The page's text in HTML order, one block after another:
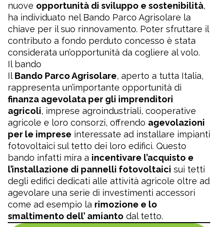
nuove opportunità di sviluppo e sostenibilità,
ha individuato nel Bando Parco Agrisolare la
chiave per il suo rinnovamento. Poter sfruttare il
contributo a fondo perduto concesso è stata
considerata un’opportunità da cogliere al volo.
Il bando
Il Bando Parco Agrisolare, aperto a tutta Italia,
rappresenta un’importante opportunità di
finanza agevolata per gli imprenditori
agricoli, imprese agroindustriali, cooperative
agricole e loro consorzi, offrendo agevolazioni
per le imprese interessate ad installare impianti
fotovoltaici sul tetto dei loro edifici. Questo
bando infatti mira a incentivare l’acquisto e
l’installazione di pannelli fotovoltaici sui tetti
degli edifici dedicati alle attività agricole oltre ad
agevolare una serie di investimenti accessori
come ad esempio la rimozione e lo
smaltimento dell’ amianto dal tetto.